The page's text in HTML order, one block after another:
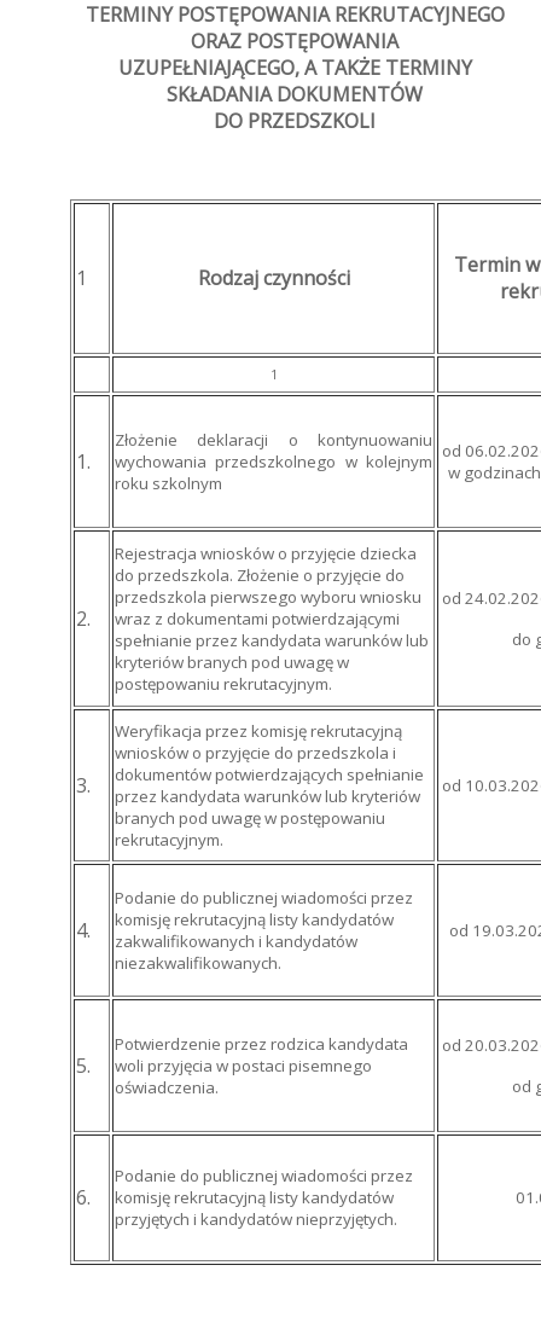
TERMINY POSTĘPOWANIA REKRUTACYJNEGO
ORAZ POSTĘPOWANIA
UZUPEŁNIAJĄCEGO, A TAKŻE TERMINY
SKŁADANIA DOKUMENTÓW
DO PRZEDSZKOLI
1 Rodzaj czynności
Termin
1
1.
Złożenie deklaracji o kontynuowaniu
wychowania przedszkolnego w kolejnym
roku szkolnym
od
w
2.
Rejestracja wniosków o przyjęcie dziecka
do przedszkola. Złożenie o przyjęcie do
przedszkola pierwszego wyboru wniosku
wraz z dokumentami potwierdzającymi
spełnianie przez kandydata warunków lub
kryteriów branych pod uwagę w
postępowaniu rekrutacyjnym.
od
do
3.
Weryfikacja przez komisję rekrutacyjną
wniosków o przyjęcie do przedszkola i
dokumentów potwierdzających spełnianie
przez kandydata warunków lub kryteriów
branych pod uwagę w postępowaniu
rekrutacyjnym.
od
4.
Podanie do publicznej wiadomości przez
komisję rekrutacyjną listy kandydatów
zakwalifikowanych i kandydatów
niezakwalifikowanych.
od
5.
Potwierdzenie przez rodzica kandydata
woli przyjęcia w postaci pisemnego
oświadczenia.
od
od
6.
Podanie do publicznej wiadomości przez
komisję rekrutacyjną listy kandydatów
przyjętych i kandydatów nieprzyjętych.